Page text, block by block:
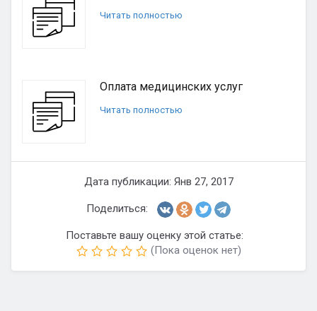
Читать полностью
Оплата медицинских услуг
Читать полностью
Дата публикации: Янв 27, 2017
Поделиться:
Поставьте вашу оценку этой статье:
(Пока оценок нет)